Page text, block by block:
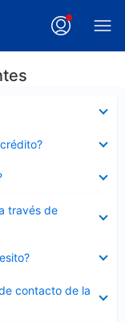
través de
contacto de la